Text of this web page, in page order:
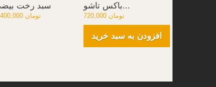
باکس تاشو...
720,000 تومان
افزودن به سبد خرید
سبد رخت
1,400,000 تومان